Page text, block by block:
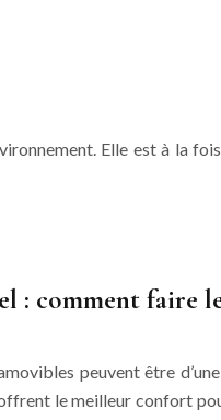
Elle est à la
: comment faire
peuvent être
le meilleur confort